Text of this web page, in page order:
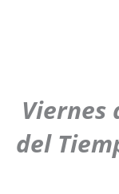
Viernes
del